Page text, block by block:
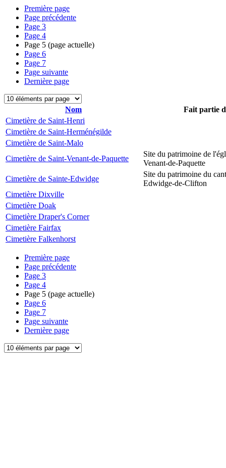
Première page
Page précédente
Page 3
Page 4
Page 5 (page actuelle)
Page 6
Page 7
Page suivante
Dernière page
Nom
Fait partie
Cimetière de Saint-Henri
Cimetière de Saint-Herménégilde
Cimetière de Saint-Malo
Cimetière de Saint-Venant-de-Paquette
Site du patrimoine de
Venant-de-Paquette
Cimetière de Sainte-Edwidge
Site du patrimoine du
Edwidge-de-Clifton
Cimetière Dixville
Cimetière Doak
Cimetière Draper's Corner
Cimetière Fairfax
Cimetière Falkenhorst
Première page
Page précédente
Page 3
Page 4
Page 5 (page actuelle)
Page 6
Page 7
Page suivante
Dernière page